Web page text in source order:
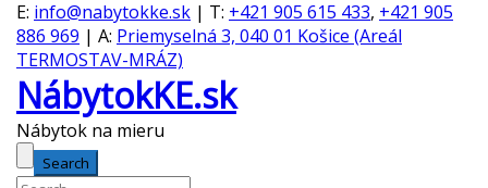
E: info@nabytokke.sk | T: +421 905 615 433, +421 905
886 969 | A: Priemyselná 3, 040 01 Košice (Areál
TERMOSTAV-MRÁZ)
NábytokKE.sk
Nábytok na mieru
Search